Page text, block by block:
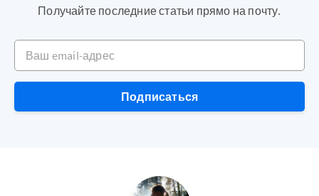
Получайте последние статьи прямо на почту.
Ваш email-адрес
Подписаться